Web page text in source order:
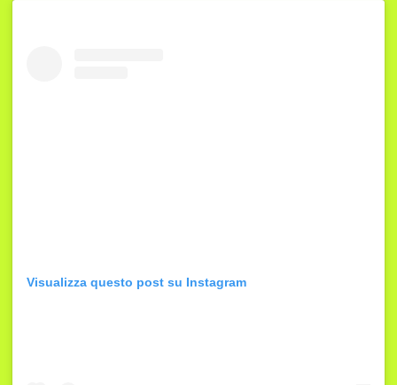
Visualizza questo post su Instagram